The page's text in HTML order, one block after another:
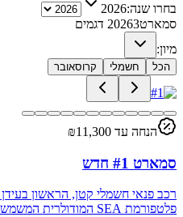
בחרו שנה:2026
סמארט 20263
דגמים
מיון:
הכל חשמלי קרוסאובר
הנחה עד ₪ 11,300
סמארט #1 חדש
פלטפורמת SEA המודולרית המשמשת גם מותגים אחרים של ג'ילי